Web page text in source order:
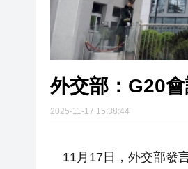
有片丨
外交部：G20
2025-11-17 15:38:44
11月17日，外交部發